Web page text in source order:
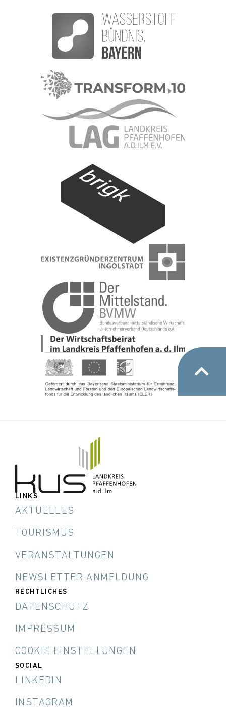
LINKS
AKTUELLES
TOURISMUS
VERANSTALTUNGEN
NEWSLETTER ANMELDUNG
RECHTLICHES
DATENSCHUTZ
IMPRESSUM
COOKIE EINSTELLUNGEN
SOCIAL
LINKEDIN
INSTAGRAM